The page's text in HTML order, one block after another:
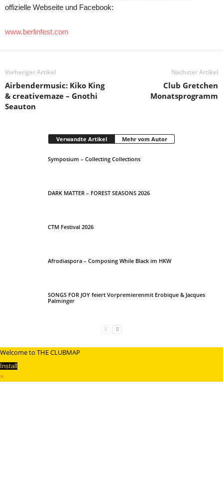
offizielle Webseite und Facebook:
www.berlinfest.com
Vorheriger Artikel
Airbendermusic: Kiko King
& creativemaze – Gnothi
Seauton
Nächster Artikel
Club Gretchen
Monatsprogramm
Verwandte Artikel Mehr vom Autor
Symposium – Collecting Collections
DARK MATTER – FOREST SEASONS 2026
CTM Festival 2026
Afrodiaspora – Composing While Black im HKW
SONGS FOR JOY feiert Vorpremierenmit Erobique & Jacques
Palminger
Welcome to THE CLUBMAP
Install
×